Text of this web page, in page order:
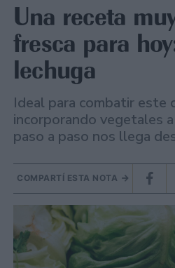
Una receta
fresca para
lechuga
Ideal para combatir este
incorporando vegetales
paso a paso nos llega
COMPARTÍ ESTA NOTA